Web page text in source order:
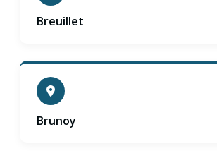
Breuillet
Brunoy